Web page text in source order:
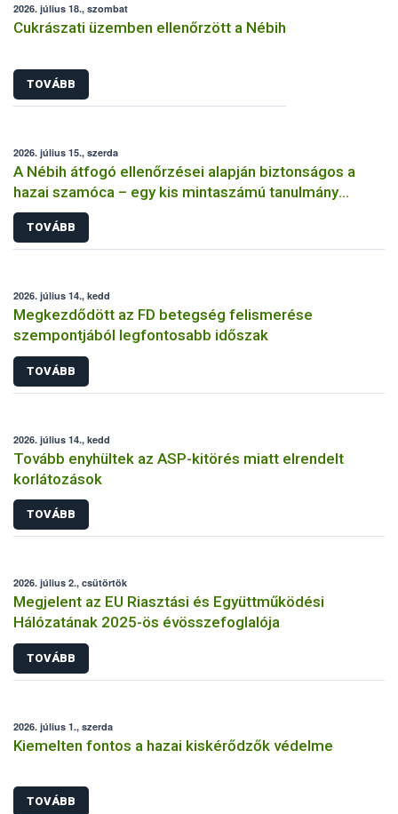
2026. július 18., szombat
Cukrászati üzemben ellenőrzött a Nébih
TOVÁBB
2026. július 15., szerda
A Nébih átfogó ellenőrzései alapján biztonságos a
hazai szamóca – egy kis mintaszámú tanulmány
indokolatlan aggodalmat kelthet
TOVÁBB
2026. július 14., kedd
Megkezdődött az FD betegség felismerése
szempontjából legfontosabb időszak
TOVÁBB
2026. július 14., kedd
Tovább enyhültek az ASP-kitörés miatt elrendelt
korlátozások
TOVÁBB
2026. július 2., csütörtök
Megjelent az EU Riasztási és Együttműködési
Hálózatának 2025-ös évösszefoglalója
TOVÁBB
2026. július 1., szerda
Kiemelten fontos a hazai kiskérődzők védelme
TOVÁBB